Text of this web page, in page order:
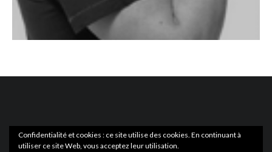
Confidentialité et cookies : ce site utilise des cookies. En continuant à
utiliser ce site Web, vous acceptez leur utilisation.